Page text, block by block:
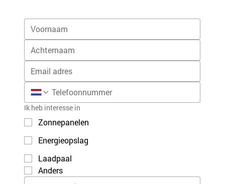
Ik heb interesse in
Zonnepanelen
Energieopslag
Laadpaal
Anders